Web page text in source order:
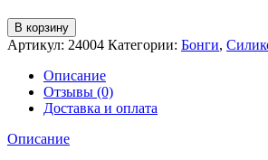
В корзину
Артикул: 24004 Категории: Бонги,
Описание
Отзывы (0)
Доставка и оплата
Описание